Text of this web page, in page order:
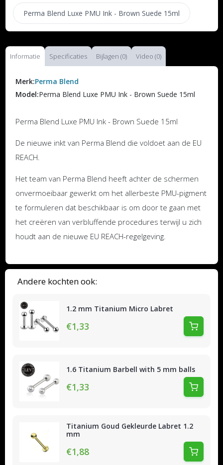
Andere kochten ook:
1.2 mm Titanium Micro Labret
€1,33
1.6 Titanium Barbell with 5 mm balls
€1,33
Titanium Goud Gekleurde Labret 1.2
mm
€1,88
Perma Blend Luxe PMU Ink - Brown Suede 15ml
Informatie Specificaties Bijlagen (0) Video (0)
Merk:Perma Blend
Model:Perma Blend Luxe PMU Ink - Brown Suede 15ml
Perma Blend Luxe PMU Ink - Brown Suede 15ml
De nieuwe inkt van Perma Blend die voldoet aan de EU
REACH.
Het team van Perma Blend heeft achter de schermen
onvermoeibaar gewerkt om het allerbeste PMU-pigment
te formuleren dat beschikbaar is om door te gaan met
het creëren van verbluffende procedures terwijl u zich
houdt aan de nieuwe EU REACH-regelgeving.